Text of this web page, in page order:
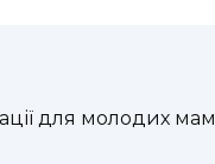
для молодих мам